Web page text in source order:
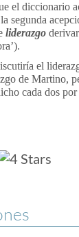
el diccionario
segunda
liderazgo
el
de Martino,
cada dos por